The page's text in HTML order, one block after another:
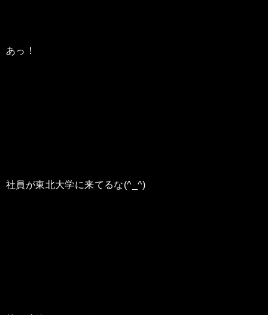
あっ！
社員が東北大学に来てるな(^_^)